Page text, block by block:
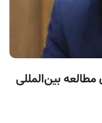
مطالعه بین‌المللی